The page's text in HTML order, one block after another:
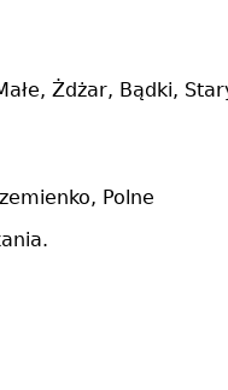
Żdżar, Bądki,
Polne